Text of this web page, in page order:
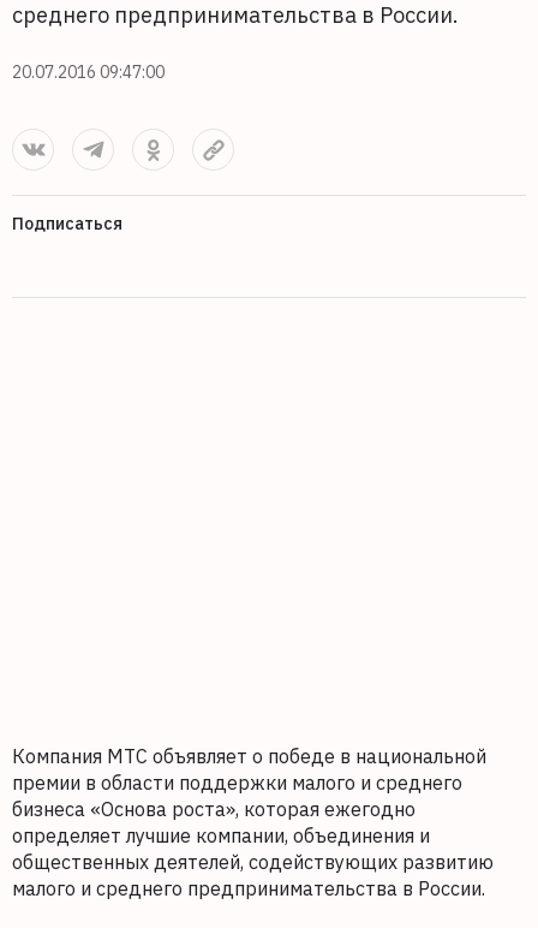
среднего предпринимательства в России.
20.07.2016 09:47:00
Подписаться
Компания МТС объявляет о победе в национальной
премии в области поддержки малого и среднего
бизнеса «Основа роста», которая ежегодно
определяет лучшие компании, объединения и
общественных деятелей, содействующих развитию
малого и среднего предпринимательства в России.